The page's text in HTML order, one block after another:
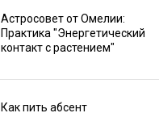
Астросовет от Омелии:
Практика "Энергетический
контакт с растением"
Как пить абсент